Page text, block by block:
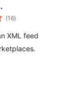
(16कुल
दर)
XML feed